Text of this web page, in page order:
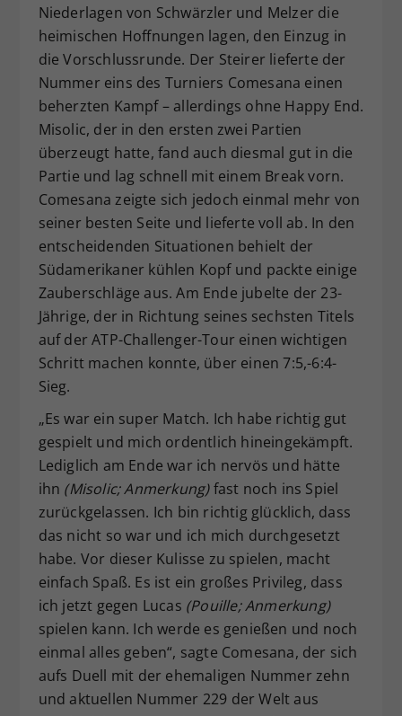
Niederlagen von Schwärzler und Melzer die
heimischen Hoffnungen lagen, den Einzug in
die Vorschlussrunde. Der Steirer lieferte der
Nummer eins des Turniers Comesana einen
beherzten Kampf – allerdings ohne Happy End.
Misolic, der in den ersten zwei Partien
überzeugt hatte, fand auch diesmal gut in die
Partie und lag schnell mit einem Break vorn.
Comesana zeigte sich jedoch einmal mehr von
seiner besten Seite und lieferte voll ab. In den
entscheidenden Situationen behielt der
Südamerikaner kühlen Kopf und packte einige
Zauberschläge aus. Am Ende jubelte der 23-
Jährige, der in Richtung seines sechsten Titels
auf der ATP-Challenger-Tour einen wichtigen
Schritt machen konnte, über einen 7:5,-6:4-
Sieg.
„Es war ein super Match. Ich habe richtig gut
gespielt und mich ordentlich hineingekämpft.
Lediglich am Ende war ich nervös und hätte
ihn (Misolic; Anmerkung)fast noch ins Spiel
zurückgelassen. Ich bin richtig glücklich, dass
das nicht so war und ich mich durchgesetzt
habe. Vor dieser Kulisse zu spielen, macht
einfach Spaß. Es ist ein großes Privileg, dass
ich jetzt gegen Lucas (Pouille; Anmerkung)
spielen kann. Ich werde es genießen und noch
einmal alles geben“, sagte Comesana, der sich
aufs Duell mit der ehemaligen Nummer zehn
und aktuellen Nummer 229 der Welt aus